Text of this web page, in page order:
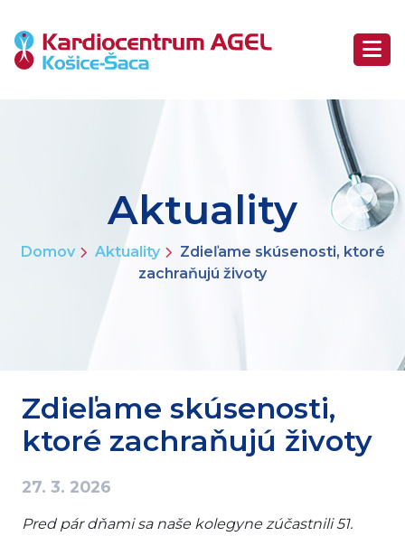
Aktuality
Domov Aktuality
Zdieľame skúsenosti, ktoré
zachraňujú životy
Zdieľame skúsenosti,
ktoré zachraňujú životy
27. 3. 2026
Pred pár dňami sa naše kolegyne zúčastnili 51.